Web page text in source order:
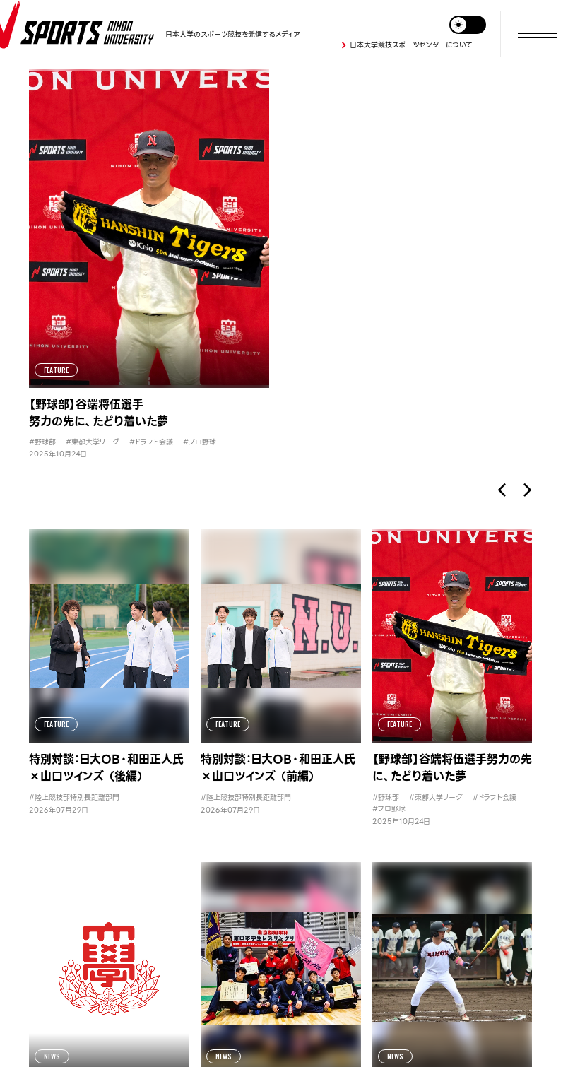
日本大学のスポーツ競技を発信するメディア
日本大学競技スポーツセンターについて
FEATURE
【野球部】谷端将伍選手
努力の先に、たどり着いた夢
#野球部 #東都大学リーグ #ドラフト会議
#プロ野球
2025年10月24日
FEATURE
特別対談：日大OB・和田正人氏
×山口ツインズ （後編）
#陸上競技部特別長距離部門
2026年07月29日
FEATURE
特別対談：日大OB・和田正人氏
×山口ツインズ （前編）
#陸上競技部特別長距離部門
2026年07月29日
FEATURE
【野球部】谷端将伍選手努力の先
に、たどり着いた夢
#野球部 #東都大学リーグ
#ドラフト会議
#プロ野球
2025年10月24日
NEWS NEWS NEWS